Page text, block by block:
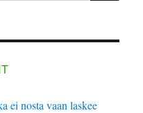
ei nosta vaan laskee